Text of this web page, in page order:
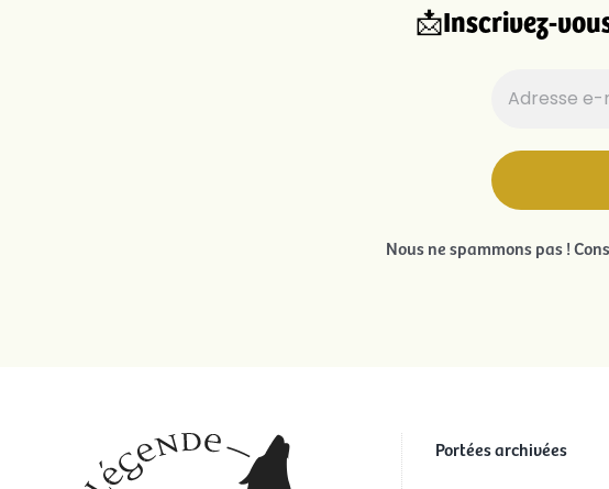
📩Inscrivez-
Nous ne spammons pas !
Portées archivées